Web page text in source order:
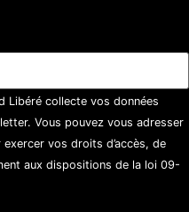
Libéré collecte vos données
Vous pouvez vous adresser
vos droits d’accès, de
aux dispositions de la loi 09-